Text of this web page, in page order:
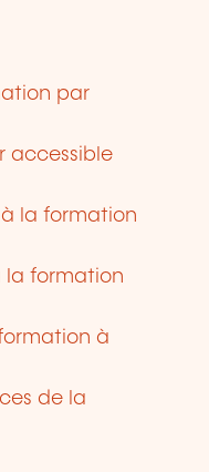
par
accessible
la formation
la formation
à
de la